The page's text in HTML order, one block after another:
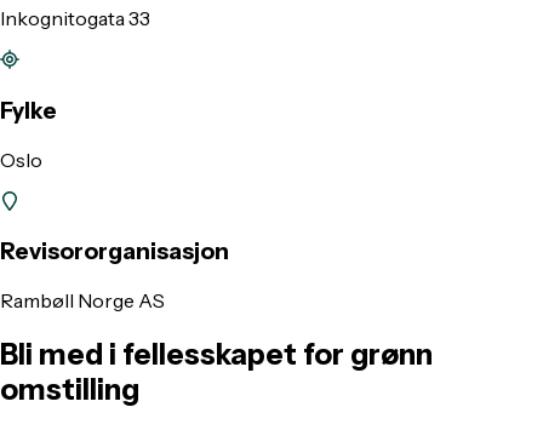
Inkognitogata 33
Fylke
Oslo
Revisororganisasjon
Rambøll Norge AS
Bli med i fellesskapet for grønn
omstilling